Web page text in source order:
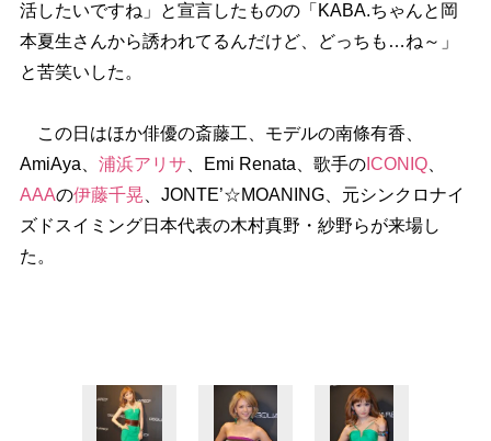
活したいですね」と宣言したものの「KABA.ちゃんと岡
本夏生さんから誘われてるんだけど、どっちも…ね～」
と苦笑いした。
この日はほか俳優の斎藤工、モデルの南條有香、
AmiAya、 浦浜アリサ 、Emi Renata、歌手のICONIQ、
AAAの伊藤千晃 、JONTE’☆MOANING、元シンクロナイ
ズドスイミング日本代表の木村真野・紗野らが来場し
た。